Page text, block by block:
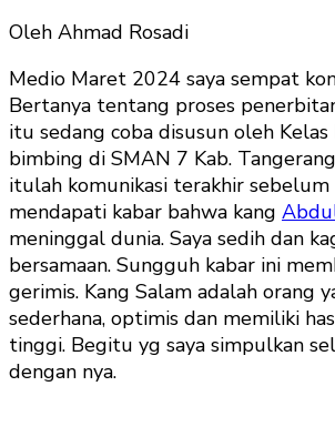
Oleh Ahmad Rosadi
Medio Maret 2024 saya sempat
Bertanya tentang proses
itu sedang coba disusun oleh
bimbing di SMAN 7 Kab.
itulah komunikasi terakhir sebelum
mendapati kabar bahwa kang
meninggal dunia. Saya sedih dan
bersamaan. Sungguh kabar ini
gerimis. Kang Salam adalah orang
sederhana, optimis dan memiliki
tinggi. Begitu yg saya simpulkan
dengan nya.